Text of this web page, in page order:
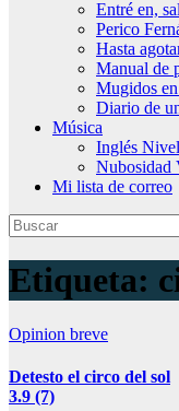
Entré en,
Perico
Hasta
Manual de
Mugidos
Diario de
Música
Inglés
Nubosidad
Mi lista de correo
Etiqueta:
Opinion breve
Detesto el circo del sol
3.9 (7)